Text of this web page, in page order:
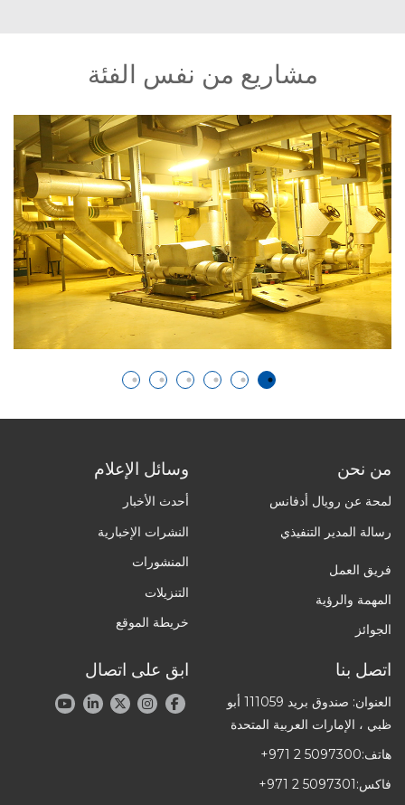
مشاريع من نفس الفئة
من نحن
لمحة عن رويال أدفانس
رسالة المدير التنفيذي
فريق العمل
المهمة والرؤية
الجوائز
وسائل الإعلام
أحدث الأخبار
النشرات الإخبارية
المنشورات
التنزيلات
خريطة الموقع
اتصل بنا
العنوان: صندوق بريد 111059 أبو
ظبي ، الإمارات العربية المتحدة
هاتف:+971 2 5097300
فاكس: +971 2 5097301
ابق على اتصال